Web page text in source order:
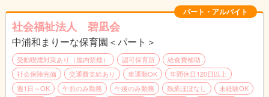
土曜日は7：30～18：15の中でシフト制（休憩
60分）
日曜日は4時間程度
※現時点では平日は6:45～19:00、土曜日は7：
30～17：00の中でのシフトとなっています。
パート・アルバイト
社会福祉法人 碧凪会
中浦和まりーな保育園＜パート＞
受動喫煙対策あり（屋内禁煙） 認可保育所
給食費補助
社会保険完備
交通費支給あり 車通勤OK
年間休日120日以上
週1日～OK
午前のみ勤務 午後のみ勤務 残業ほぼなし
未経験OK